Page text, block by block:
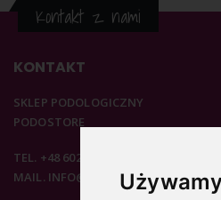
Kontakt z nami
KONTAKT
SKLEP PODOLOGICZNY
PODOSTORE
TEL. +48 602 537 894
MAIL. INFO@PODOSTORE.PL